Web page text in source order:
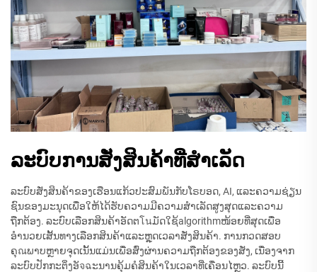
ລະບົບການສັ່ງສິນຄ້າທີ່ສຳເລັດ
ລະບົບສັ່ງສິນຄ້າຂອງເຮືອນແກ້ວປະສົມພັນກັບໂຣບອດ, AI, ແລະຄວາມຊ່ຽນ
ຊົນຂອງມະນຸດເພື່ອໃຫ້ໄດ້ຮັບຄວາມມີຄວາມສຳເລັດສູງສຸດແລະຄວາມ
ຖືກຕ້ອງ. ລະບົບເລືອກສິນຄ້າອັດຕโนມັດໃຊ້algorithmໜ້ອຍທີ່ສຸດເພື່ອ
ອຳນວຍເສັ້ນທາງເລືອກສິນຄ້າແລະຫຼຸດເວລາສັ່ງສິນຄ້າ. ການກວດສອບ
ຄຸณພາບຫຼາຍຈຸດເນັ້ນແມ່ນເພື່ອສົ່ງຜ່ານຄວາມຖືກຕ້ອງຂອງສັ່ງ, ເນື່ອງຈາກ
ລະບົບປັກກະຕິ່ງອັจฉະນານຄຸ້ມຄໍສິນຄ້າໃນເວລາທີ່ເຄື່ອນໄຫຼວ. ລະບົບນີ້